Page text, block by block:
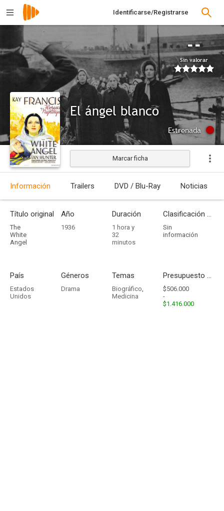
Identificarse/Registrarse
--
Sin valorar
El ángel blanco
Estrenada
Marcar ficha
Información Trailers DVD / Blu-Ray Noticias
Título original
The
White
Angel
Año
1936
Duración
1 hora y
32
minutos
Clasificación por edades
Sin
información
País
Estados
Unidos
Géneros
Drama
Temas
Biográfico,
Medicina
Presupuesto - Ingresos
$506.000
-
$1.416.000